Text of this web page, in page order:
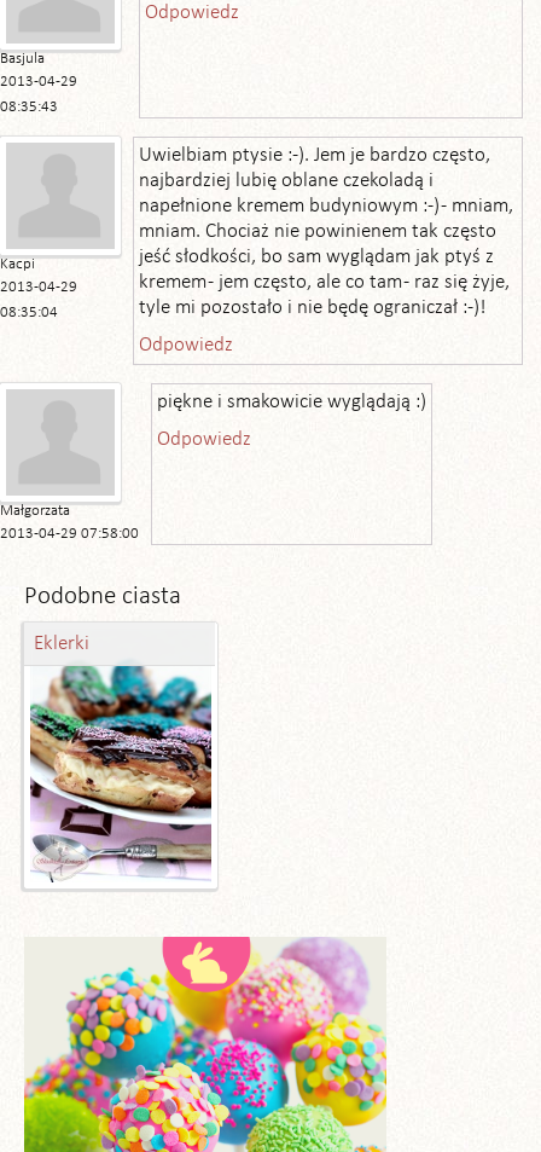
Basjula
2013-04-29
08:35:43
Odpowiedz
Kacpi
2013-04-29
08:35:04
Uwielbiam ptysie :-). Jem je bardzo często,
najbardziej lubię oblane czekoladą i
napełnione kremem budyniowym :-) - mniam,
mniam. Chociaż nie powinienem tak często
jeść słodkości, bo sam wyglądam jak ptyś z
kremem - jem często, ale co tam - raz się żyje,
tyle mi pozostało i nie będę ograniczał :-)!
Odpowiedz
Małgorzata
2013-04-29 07:58:00
piękne i smakowicie wyglądają :)
Odpowiedz
Podobne ciasta
Eklerki